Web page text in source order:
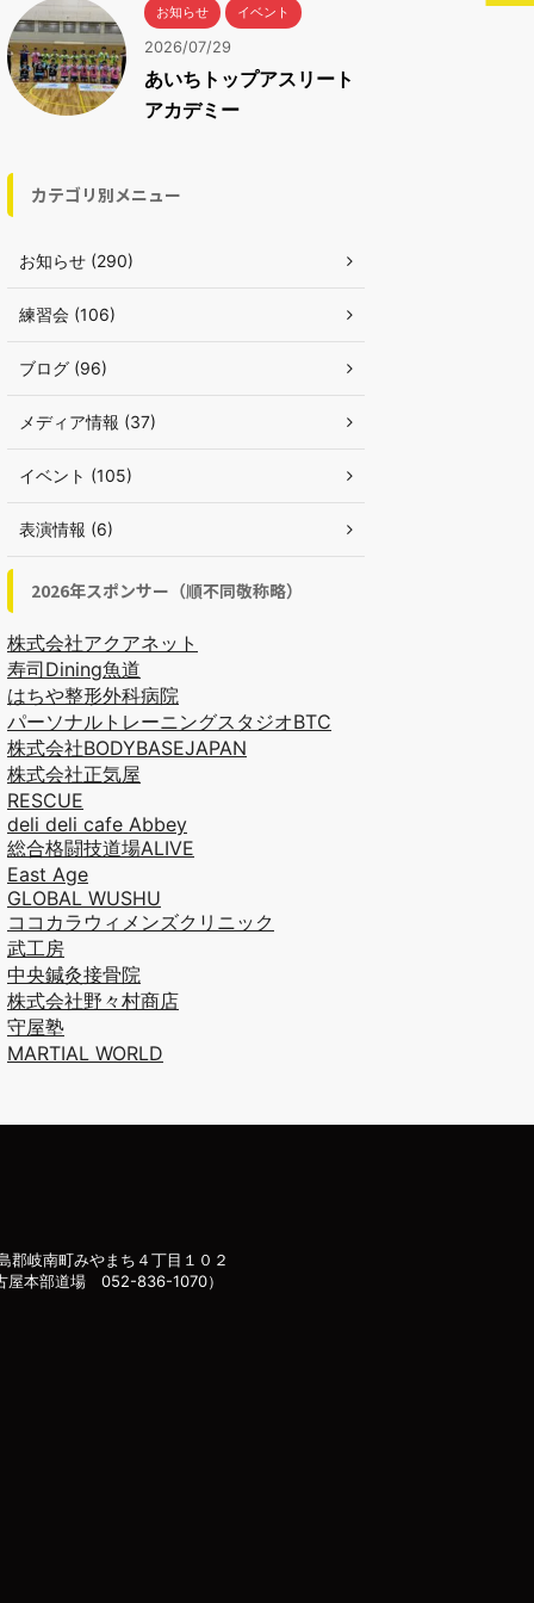
お知らせ イベント
2026/07/29
あいちトップアスリート
アカデミー
カテゴリ別メニュー
お知らせ (290)
練習会 (106)
ブログ (96)
メディア情報 (37)
イベント (105)
表演情報 (6)
2026年スポンサー（順不同敬称略）
株式会社アクアネット
寿司Dining魚道
はちや整形外科病院
パーソナルトレーニングスタジオBTC
株式会社BODYBASEJAPAN
株式会社正気屋
RESCUE
deli deli cafe Abbey
総合格闘技道場ALIVE
East Age
GLOBAL WUSHU
ココカラウィメンズクリニック
武工房
中央鍼灸接骨院
株式会社野々村商店
守屋塾
MARTIAL WORLD
郡岐南町みやまち４丁目１０２
屋本部道場 052-836-1070）